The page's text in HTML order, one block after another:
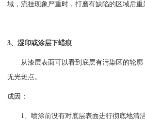
域，流挂现象严重时，打磨有缺陷的区域后重
3、湿印或涂层下蜡痕
从漆层表面可以看到底层有污染区的轮
无光斑点。
成因：
1、喷涂前没有对底层表面进行彻底地清